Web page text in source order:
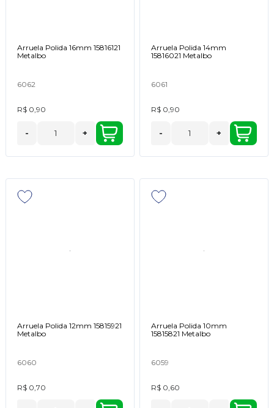
Arruela Polida 16mm 15816121
Metalbo
6062
R$ 0,90
- +
Arruela Polida 14mm
15816021 Metalbo
6061
R$ 0,90
- +
Arruela Polida 12mm 15815921
Metalbo
6060
R$ 0,70
Arruela Polida 10mm
15815821 Metalbo
6059
R$ 0,60